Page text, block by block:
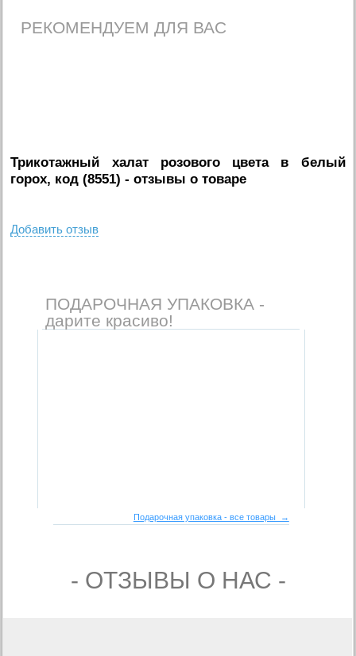
РЕКОМЕНДУЕМ ДЛЯ ВАС
Трикотажный халат розового цвета в белый
горох, код (8551) - отзывы о товаре
Добавить отзыв
ПОДАРОЧНАЯ УПАКОВКА -
дарите красиво!
Подарочная упаковка - все товары →
- ОТЗЫВЫ О НАС -